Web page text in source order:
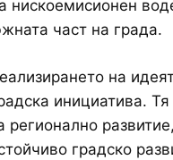
нискоемисионен
част на града.
на
инициатива.
регионално
градско